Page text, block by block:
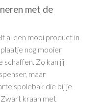
met de
al een mooi product in
nog mooier
schaffen. Zo kan jij
maar
spolebak die bij je
kraan met